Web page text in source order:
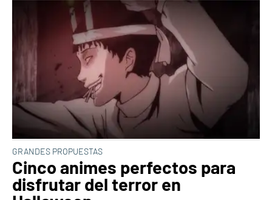
GRANDES PROPUESTAS
Cinco animes perfectos para
disfrutar del terror en